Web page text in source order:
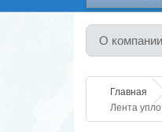
О компании
Главная
Лента